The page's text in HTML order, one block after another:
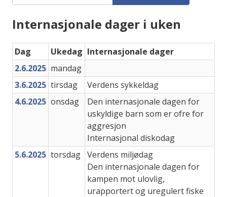
Internasjonale dager i uken
Dag Ukedag Internasjonale dager
2.6.2025 mandag
3.6.2025 tirsdag
Verdens sykkeldag
4.6.2025 onsdag
Den internasjonale dagen for
uskyldige barn som er ofre for
aggresjon
Internasjonal diskodag
5.6.2025 torsdag Verdens miljødag
Den internasjonale dagen for
kampen mot ulovlig,
urapportert og uregulert fiske